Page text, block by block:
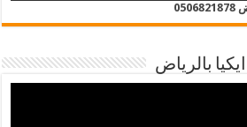
بالرياض